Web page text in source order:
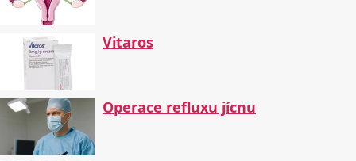
Vitaros
Operace refluxu jícnu